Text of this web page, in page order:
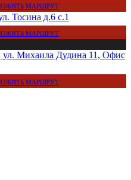
МАРШРУТ
Тосина д.6 с.1
МАРШРУТ
ул. Михаила Дудина 11, Офис
МАРШРУТ